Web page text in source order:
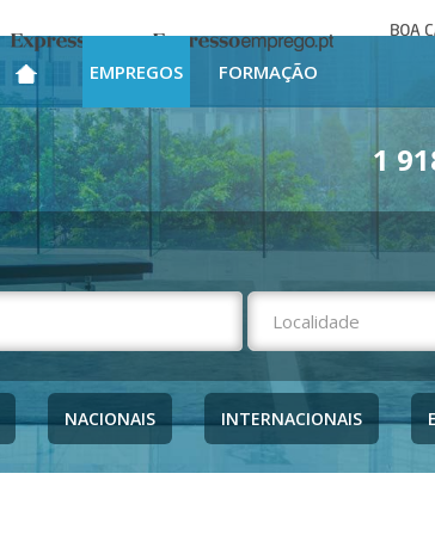
Expresso Expresso Emprego
EMPREGOS FORMAÇÃO
1
NACIONAIS INTERNACIONAIS